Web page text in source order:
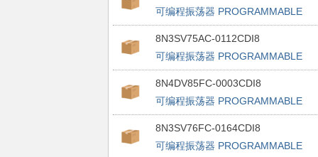
可编程振荡器 PROGRAMMABLE
FEMTOCLOCK
8N3SV75AC-0112CDI8
可编程振荡器 PROGRAMMABLE
FEMTOCLOCK
8N4DV85FC-0003CDI8
可编程振荡器 PROGRAMMABLE
FEMTOCLOCK
8N3SV76FC-0164CDI8
可编程振荡器 PROGRAMMABLE